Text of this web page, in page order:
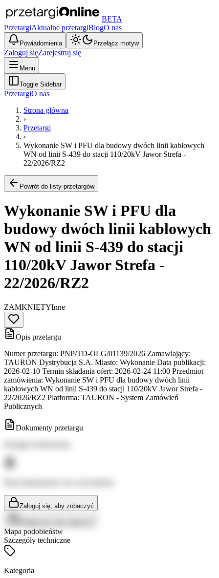
BETA
PrzetargiAktualne przetargiBlogO nas
Powiadomienia Przełącz motyw
Zaloguj sięZarejestruj się
Menu
Toggle Sidebar
PrzetargiO nas
Strona główna
›
Przetargi
›
Wykonanie SW i PFU dla budowy dwóch linii kablowych
WN od linii S-439 do stacji 110/20kV Jawor Strefa -
22/2026/RZ2
Powrót do listy przetargów
Wykonanie SW i PFU dla
budowy dwóch linii kablowych
WN od linii S-439 do stacji
110/20kV Jawor Strefa -
22/2026/RZ2
ZAMKNIĘTYInne
Opis przetargu
Numer przetargu: PNP/TD-OLG/01139/2026 Zamawiający:
TAURON Dystrybucja S.A. Miasto: Wykonanie Data publikacji:
2026-02-10 Termin składania ofert: 2026-02-24 11:00 Przedmiot
zamówienia: Wykonanie SW i PFU dla budowy dwóch linii
kablowych WN od linii S-439 do stacji 110/20kV Jawor Strefa -
22/2026/RZ2 Platforma: TAURON - System Zamówień
Publicznych
Dokumenty przetargu
Zaloguj się, aby zobaczyć
Mapa podobieństw
Szczegóły techniczne
Kategoria